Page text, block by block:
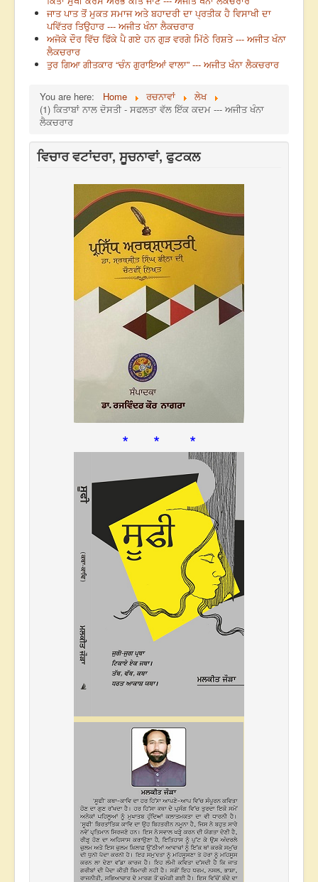
ਜਾਤ ਪਾਤ ਤੋਂ ਮੁਕਤ ਸਮਾਜ ਅਤੇ ਬਹਾਦਰੀ ਦਾ ਪ੍ਰਤੀਕ ਹੈ ਵਿਸਾਖੀ ਦਾ
ਪਵਿੱਤਰ ਤਿਉਹਾਰ --- ਅਜੀਤ ਖੰਨਾ ਲੈਕਚਰਾਰ
ਅਜੋਕੇ ਦੌਰ ਵਿੱਚ ਫਿੱਕੇ ਪੈ ਗਏ ਹਨ ਗੁੜ ਵਰਗੇ ਮਿੱਠੇ ਰਿਸ਼ਤੇ --- ਅਜੀਤ ਖੰਨਾ
ਲੈਕਚਰਾਰ
ਤੁਰ ਗਿਆ ਗੀਤਕਾਰ “ਚੰਨ ਗੁਰਾਇਆਂ ਵਾਲਾ” --- ਅਜੀਤ ਖੰਨਾ ਲੈਕਚਰਾਰ
You are here: Home ਰਚਨਾਵਾਂ
ਲੇਖ
(1) ਕਿਤਾਬਾਂ ਨਾਲ ਦੋਸਤੀ - ਸਫਲਤਾ ਵੱਲ ਇੱਕ ਕਦਮ --- ਅਜੀਤ ਖੰਨਾ
ਲੈਕਚਰਾਰ
ਵਿਚਾਰ ਵਟਾਂਦਰਾ, ਸੂਚਨਾਵਾਂ, ਫੁਟਕਲ
* * *